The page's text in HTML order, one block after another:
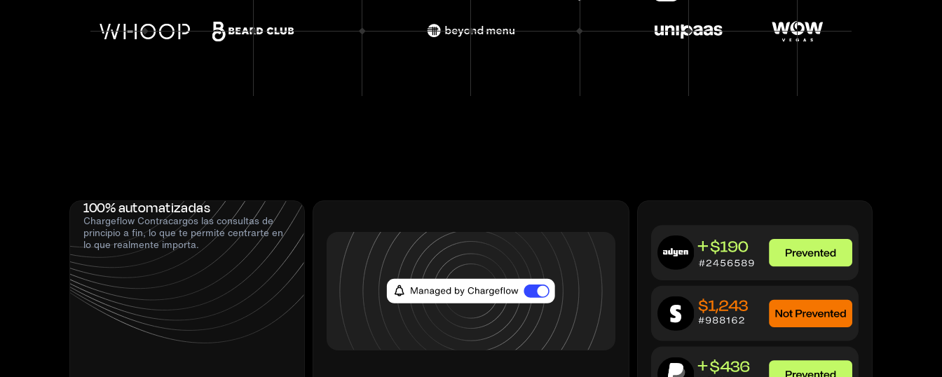
100% automatizadas
Chargeflow Contracargos las consultas de
principio a fin, lo que te permite centrarte en
lo que realmente importa.